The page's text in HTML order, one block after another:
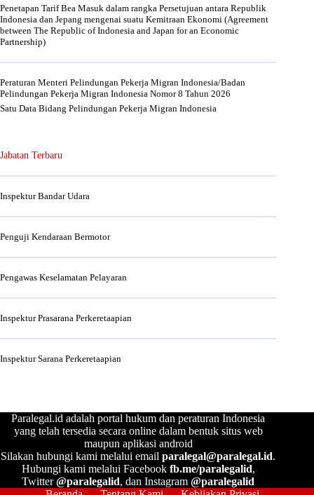
Penetapan Tarif Bea Masuk dalam rangka Persetujuan antara Republik
Indonesia dan Jepang mengenai suatu Kemitraan Ekonomi (Agreement
between The Republic of Indonesia and Japan for an Economic
Partnership)
Peraturan Menteri Pelindungan Pekerja Migran Indonesia/Badan
Pelindungan Pekerja Migran Indonesia Nomor 8 Tahun 2026
Satu Data Bidang Pelindungan Pekerja Migran Indonesia
Jabatan Terbaru
Inspektur Bandar Udara
Penguji Kendaraan Bermotor
Pengawas Keselamatan Pelayaran
Inspektur Prasarana Perkeretaapian
Inspektur Sarana Perkeretaapian
Paralegal.id adalah portal hukum dan peraturan Indonesia
yang telah tersedia secara online dalam bentuk situs web
maupun aplikasi android
Silakan hubungi kami melalui emailparalegal@paralegal.id.
Hubungi kami melalui Facebook fb.me/paralegalid,
Twitter@paralegalid, dan Instagram@paralegalid